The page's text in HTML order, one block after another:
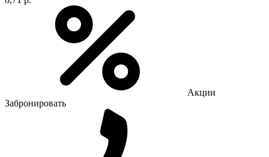
Акции
Забронировать